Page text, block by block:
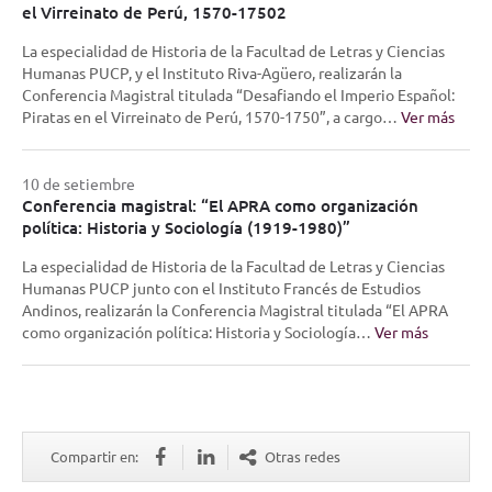
el Virreinato de Perú, 1570-17502
La especialidad de Historia de la Facultad de Letras y Ciencias
Humanas PUCP, y el Instituto Riva-Agüero, realizarán la
Conferencia Magistral titulada “Desafiando el Imperio Español:
Piratas en el Virreinato de Perú, 1570-1750”, a cargo… Ver más
10 de setiembre
Conferencia magistral: “El APRA como organización
política: Historia y Sociología (1919-1980)”
La especialidad de Historia de la Facultad de Letras y Ciencias
Humanas PUCP junto con el Instituto Francés de Estudios
Andinos, realizarán la Conferencia Magistral titulada “El APRA
como organización política: Historia y Sociología… Ver más
Compartir en: Otras redes